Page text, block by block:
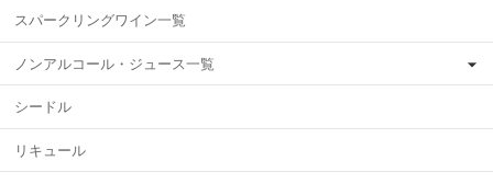
スパークリングワイン一覧
ノンアルコール・ジュース一覧
シードル
リキュール